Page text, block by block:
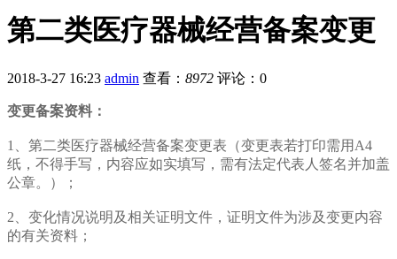
第二类医疗器械经营备案变更
2018-3-27 16:23 admin 查看： 8972 评论：0
变更备案资料：
1、第二类医疗器械经营备案变更表（变更表若打印需用A4
纸，不得手写，内容应如实填写，需有法定代表人签名并加盖
公章。）；
2、变化情况说明及相关证明文件，证明文件为涉及变更内容
的有关资料；